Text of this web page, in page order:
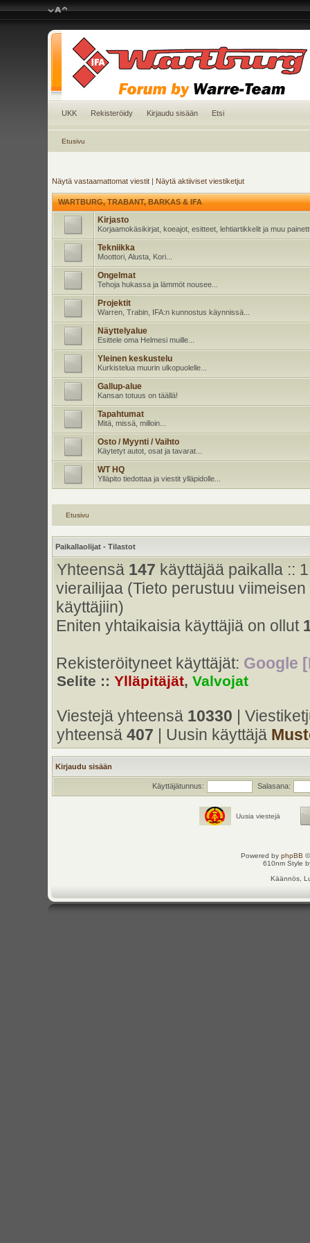
UKK Rekisteröidy Kirjaudu sisään Etsi
Etusivu
Näytä vastaamattomat viestit| Näytä aktiiviset viestiketjut
WARTBURG, TRABANT, BARKAS & IFA
Kirjasto
Korjaamokäsikirjat, koeajot, esitteet, lehtiartikkelit ja muu
Tekniikka
Moottori, Alusta, Kori...
Ongelmat
Tehoja hukassa ja lämmöt nousee...
Projektit
Warren, Trabin, IFA:n kunnostus käynnissä...
Näyttelyalue
Esittele oma Helmesi muille...
Yleinen keskustelu
Kurkistelua muurin ulkopuolelle...
Gallup-alue
Kansan totuus on täällä!
Tapahtumat
Mitä, missä, milloin...
Osto / Myynti / Vaihto
Käytetyt autot, osat ja tavarat...
WT HQ
Ylläpito tiedottaa ja viestit ylläpidolle...
Etusivu
Paikallaolijat - Tilastot
Yhteensä 147 käyttäjää paikalla ::
vierailijaa (Tieto perustuu
käyttäjiin)
Eniten yhtaikaisia käyttäjiä on ollut
Rekisteröityneet käyttäjät: Google
Selite :: Ylläpitäjät, Valvojat
Viestejä yhteensä 10330 |
yhteensä 407 | Uusin käyttäjä
Kirjaudu sisään
Käyttäjätunnus: Salasana:
Uusia viestejä
Powered by phpBB
610nm Style
Käännös,